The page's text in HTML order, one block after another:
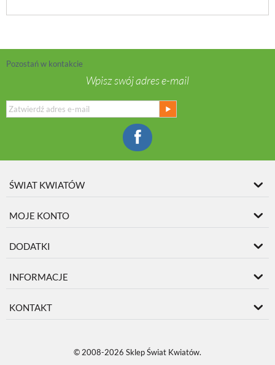
Pozostań w kontakcie
Wpisz swój adres e-mail
ŚWIAT KWIATÓW
MOJE KONTO
DODATKI
INFORMACJE
KONTAKT
© 2008-2026 Sklep Świat Kwiatów.